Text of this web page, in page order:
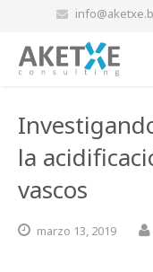
la
vascos
marzo 13, 2019